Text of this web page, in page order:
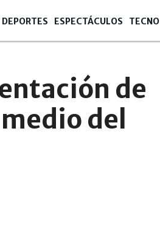
DEPORTES ESPECTÁCULOS TECNO
de
del